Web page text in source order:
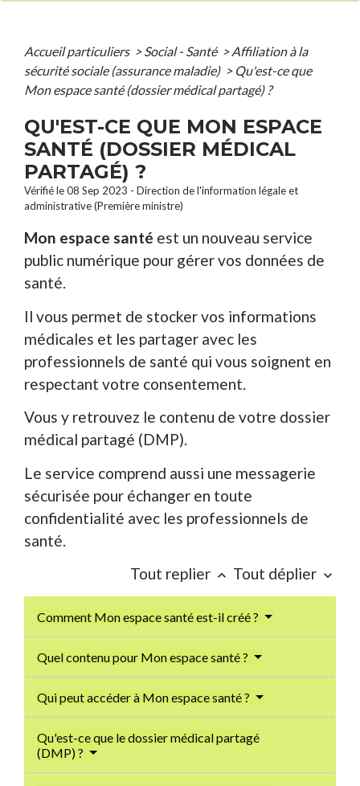
Accueil particuliers > Social - Santé > Affiliation à la
sécurité sociale (assurance maladie) > Qu'est-ce que
Mon espace santé (dossier médical partagé) ?
QU'EST-CE QUE MON ESPACE
SANTÉ (DOSSIER MÉDICAL
PARTAGÉ) ?
Vérifié le 08 Sep 2023 - Direction de l'information légale et
administrative (Première ministre)
Mon espace santé est un nouveau service
public numérique pour gérer vos données de
santé.
Il vous permet de stocker vos informations
médicales et les partager avec les
professionnels de santé qui vous soignent en
respectant votre consentement.
Vous y retrouvez le contenu de votre dossier
médical partagé (DMP).
Le service comprend aussi une messagerie
sécurisée pour échanger en toute
confidentialité avec les professionnels de
santé.
Tout replier keyboard_arrow_up Tout déplier keyboard_arrow_down
Comment Mon espace santé est-il créé ?
Quel contenu pour Mon espace santé ?
Qui peut accéder à Mon espace santé ?
Qu'est-ce que le dossier médical partagé
(DMP) ?